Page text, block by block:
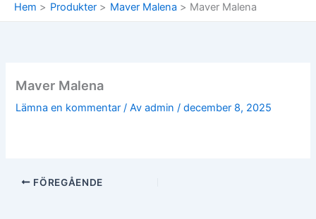
Hem Produkter Maver Malena Maver Malena
Maver Malena
Lämna en kommentar / Avadmin/december 8, 2025
FÖREGÅENDE